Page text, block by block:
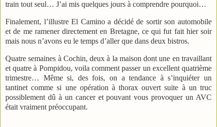
train tout seul… J’ai mis quelques jours à comprendre pourquoi…
Finalement, l’illustre El Camino a décidé de sortir son automobile
et de me ramener directement en Bretagne, ce qui fut fait hier soir
mais nous n’avons eu le temps d’aller que dans deux bistros.
Quatre semaines à Cochin, deux à la maison dont une en travaillant
et quatre à Pompidou, voila comment passer un excellent quatrième
trimestre… Même si, des fois, on a tendance à s’inquiéter un
tantinet comme si une opération à thorax ouvert suite à un truc
possiblement dû à un cancer et pouvant vous provoquer un AVC
était vraiment préoccupant.